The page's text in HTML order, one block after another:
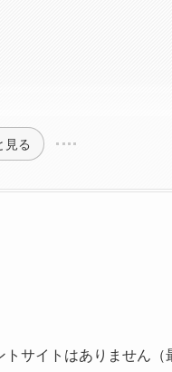
見る
サイトはありません